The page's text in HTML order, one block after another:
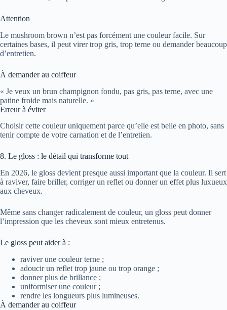
Attention
Le mushroom brown n’est pas forcément une couleur facile. Sur
certaines bases, il peut virer trop gris, trop terne ou demander beaucoup
d’entretien.
À demander au coiffeur
« Je veux un brun champignon fondu, pas gris, pas terne, avec une
patine froide mais naturelle. »
Erreur à éviter
Choisir cette couleur uniquement parce qu’elle est belle en photo, sans
tenir compte de votre carnation et de l’entretien.
8. Le gloss : le détail qui transforme tout
En 2026, le gloss devient presque aussi important que la couleur. Il sert
à raviver, faire briller, corriger un reflet ou donner un effet plus luxueux
aux cheveux.
Même sans changer radicalement de couleur, un gloss peut donner
l’impression que les cheveux sont mieux entretenus.
Le gloss peut aider à :
raviver une couleur terne ;
adoucir un reflet trop jaune ou trop orange ;
donner plus de brillance ;
uniformiser une couleur ;
rendre les longueurs plus lumineuses.
À demander au coiffeur